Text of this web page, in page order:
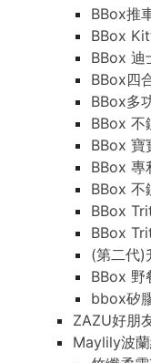
BBox推
BBox
BBox 迪
BBox四
BBox多
BBox 不
BBox 寶
BBox 專
BBox 不
BBox
BBox
(第二代)
BBox 野
bbox矽
ZAZU好朋
Maylily波